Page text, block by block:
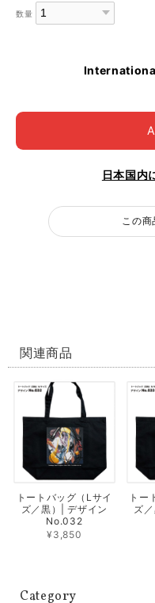
数量
日本国内
この商
関連商品
トートバッグ（Lサイ
ズ／黒）| デザイン
No.032
¥3,850
トー
ズ
Category